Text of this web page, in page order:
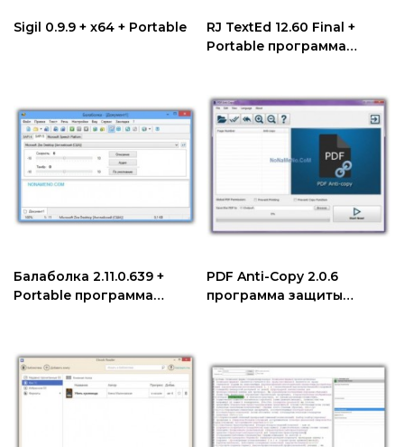
Sigil 0.9.9 + x64 + Portable
RJ TextEd 12.60 Final +
Portable программа
Балаболка 2.11.0.639 +
Portable программа
PDF Anti-Copy 2.0.6
программа защиты